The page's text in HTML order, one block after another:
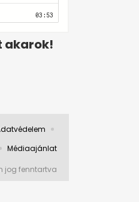
akarok!
Médiaajánlat
jog fenntartva